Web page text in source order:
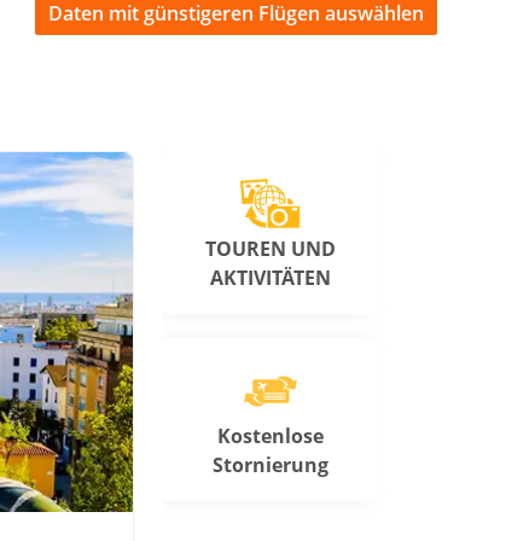
Daten mit günstigeren Flügen auswählen
TOUREN UND
AKTIVITÄTEN
Kostenlose
Stornierung